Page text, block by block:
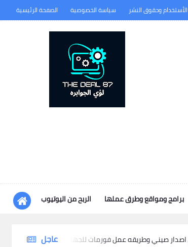
الصفحة الرئيسية سياسة الخصوصية وحقوق النشر
الربح من اليوتيوب برامج ومواقع وطرق عملها
عاجل
ايفون اصدار صيني وطريقه عمل فورمات للجهاز عليه رمز